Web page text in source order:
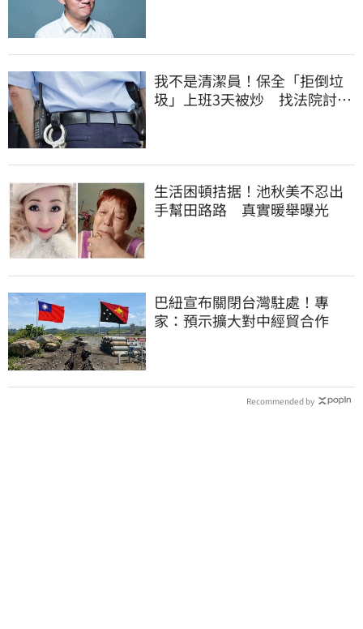
我不是清潔員！保全「拒倒垃
圾」上班3天被炒 找法院討公
生活困頓拮据！池秋美不忍出
手幫田路路 真實暖舉曝光
巴紐宣布關閉台灣駐處！專
家：預示擴大對中經貿合作
Recommended by